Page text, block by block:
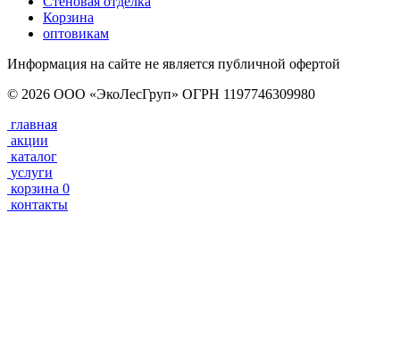
Корзина
оптовикам
Информация на сайте не является публичной офертой
© 2026 ООО «ЭкоЛесГруп» ОГРН 1197746309980
главная
акции
каталог
услуги
корзина 0
контакты